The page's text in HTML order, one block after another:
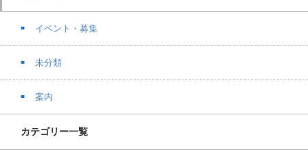
イベント・募集
未分類
案内
カテゴリー一覧